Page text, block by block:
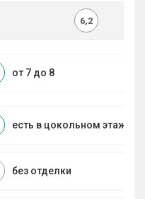
6,2
от 7 до 8
есть в цокольном этаже
без отделки